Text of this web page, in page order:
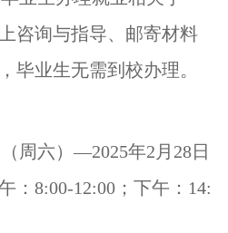
咨询与指导、邮寄材料
毕业生无需到校办理。
周六） —2025年2月28日
： 8:00-12:00；下午：14: